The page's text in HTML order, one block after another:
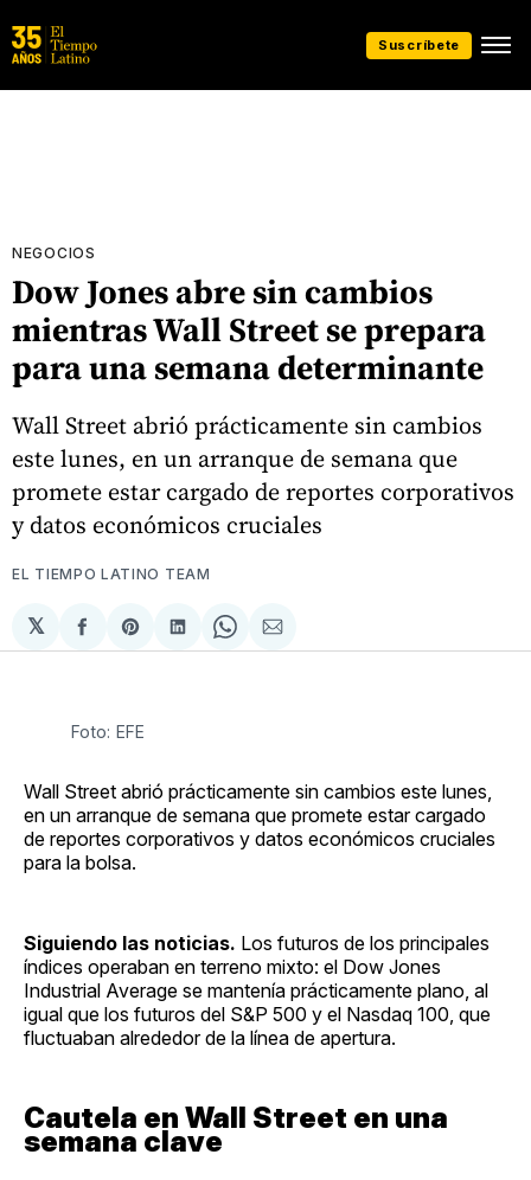
Suscríbete
NEGOCIOS
Dow Jones abre sin cambios
mientras Wall Street se prepara
para una semana determinante
Wall Street abrió prácticamente sin cambios
este lunes, en un arranque de semana que
promete estar cargado de reportes corporativos
y datos económicos cruciales
EL TIEMPO LATINO TEAM
𝕏
Compartir
en
Share
on
Compartir
en
Share
on
Compartir
via
Foto: EFE
Wall Street abrió prácticamente sin cambios este lunes,
en un arranque de semana que promete estar cargado
de reportes corporativos y datos económicos cruciales
para la bolsa.
Siguiendo las noticias. Los futuros de los principales
índices operaban en terreno mixto: el Dow Jones
Industrial Average se mantenía prácticamente plano, al
igual que los futuros del S&P 500 y el Nasdaq 100, que
fluctuaban alrededor de la línea de apertura.
Cautela en Wall Street en una
semana clave